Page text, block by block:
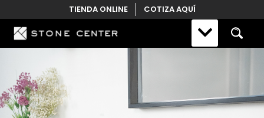
to
content
TIENDA ONLINE COTIZA AQUÍ